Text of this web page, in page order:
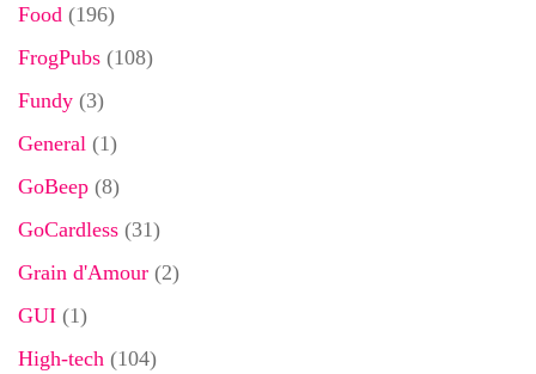
Food (196)
FrogPubs (108)
Fundy (3)
General (1)
GoBeep (8)
GoCardless (31)
Grain d'Amour (2)
GUI (1)
High-tech (104)